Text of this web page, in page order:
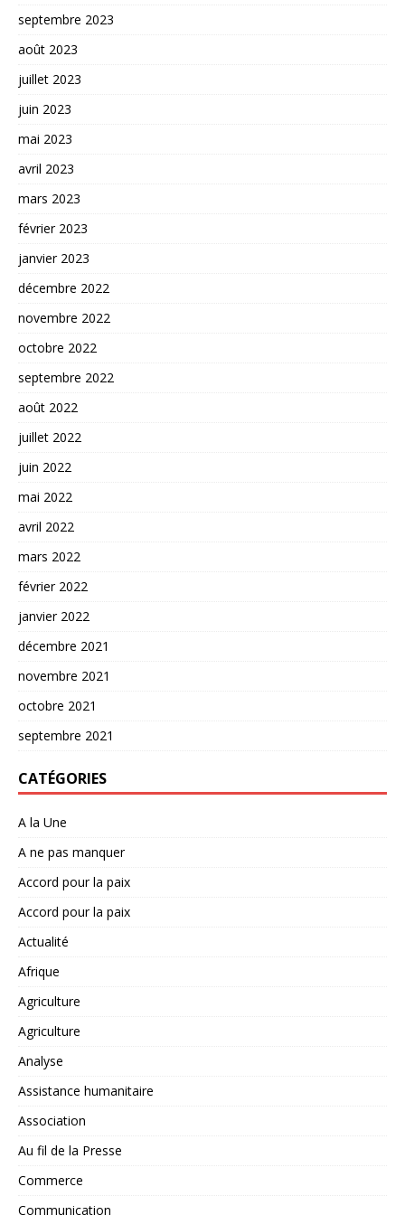
septembre 2023
août 2023
juillet 2023
juin 2023
mai 2023
avril 2023
mars 2023
février 2023
janvier 2023
décembre 2022
novembre 2022
octobre 2022
septembre 2022
août 2022
juillet 2022
juin 2022
mai 2022
avril 2022
mars 2022
février 2022
janvier 2022
décembre 2021
novembre 2021
octobre 2021
septembre 2021
CATÉGORIES
A la Une
A ne pas manquer
Accord pour la paix
Accord pour la paix
Actualité
Afrique
Agriculture
Agriculture
Analyse
Assistance humanitaire
Association
Au fil de la Presse
Commerce
Communication